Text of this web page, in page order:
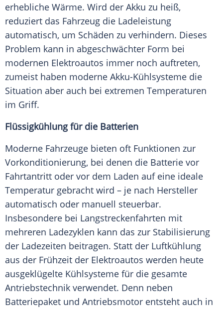
erhebliche Wärme. Wird der Akku zu heiß,
reduziert das Fahrzeug die Ladeleistung
automatisch, um Schäden zu verhindern. Dieses
Problem kann in abgeschwächter Form bei
modernen Elektroautos immer noch auftreten,
zumeist haben moderne Akku-Kühlsysteme die
Situation aber auch bei extremen Temperaturen
im Griff.
Flüssigkühlung für die Batterien
Moderne Fahrzeuge bieten oft Funktionen zur
Vorkonditionierung, bei denen die Batterie vor
Fahrtantritt oder vor dem Laden auf eine ideale
Temperatur gebracht wird – je nach Hersteller
automatisch oder manuell steuerbar.
Insbesondere bei Langstreckenfahrten mit
mehreren Ladezyklen kann das zur Stabilisierung
der Ladezeiten beitragen. Statt der Luftkühlung
aus der Frühzeit der Elektroautos werden heute
ausgeklügelte Kühlsysteme für die gesamte
Antriebstechnik verwendet. Denn neben
Batteriepaket und Antriebsmotor entsteht auch in